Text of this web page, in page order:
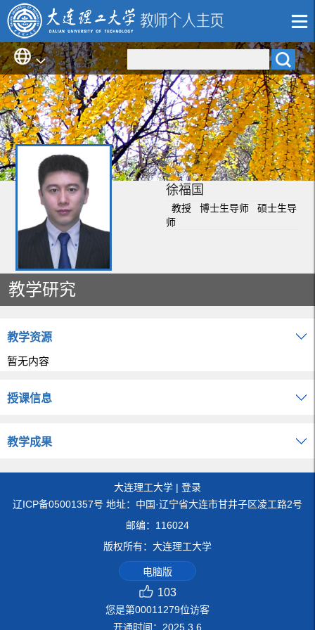
徐福国
教授 博士生导师 硕士生导
师
教学研究
教学资源
暂无内容
授课信息
教学成果
大连理工大学 | 登录
辽ICP备05001357号 地址：中国·辽宁省大连市甘井子区凌工路2号
邮编：116024
版权所有：大连理工大学
电脑版
103
您是第00011279位访客
开通时间： 2025 3 6